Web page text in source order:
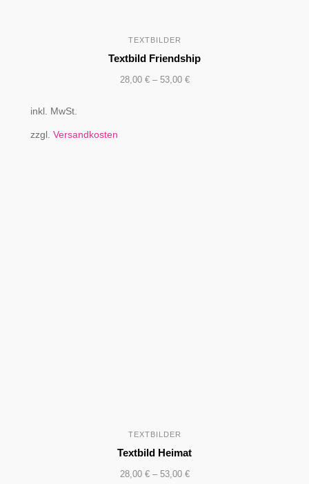
TEXTBILDER
Textbild Friendship
28,00 €– 53,00 €
inkl. MwSt.
zzgl. Versandkosten
TEXTBILDER
Textbild Heimat
28,00 €– 53,00 €